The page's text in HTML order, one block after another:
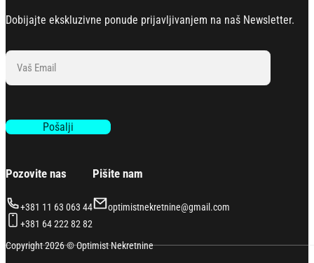
Dobijajte ekskluzivne ponude prijavljivanjem na naš Newsletter.
Section
Pošalji
Pozovite nas
+381 11 63 063 44
+381 64 222 82 82
Pišite nam
optimistnekretnine@gmail.com
Copyright 2026 © Optimist Nekretnine